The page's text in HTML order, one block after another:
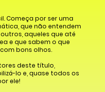
Começa por ser uma
que não entendem
aqueles que até
e que sabem o que
bons olhos.
deste título,
lo e, quase todos os
ele!